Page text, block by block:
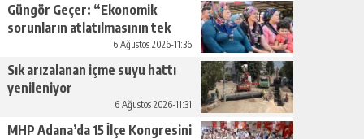
Güngör Geçer: “Ekonomik
sorunların atlatılmasının tek
yolu üretimi artırmaktan
geçiyor.”
6 Ağustos 2026-11:36
Sık arızalanan içme suyu hattı
yenileniyor
6 Ağustos 2026-11:31
MHP Adana’da 15 İlçe Kongresini